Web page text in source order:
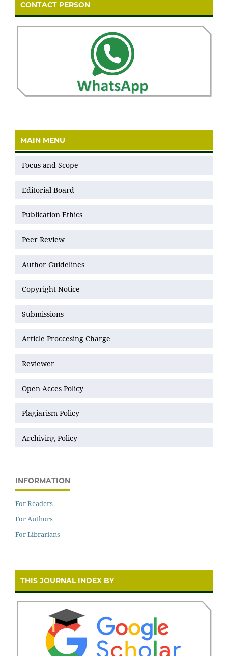
CONTACT PERSON
MAIN MENU
Focus and Scope
Editorial Board
Publication Ethics
Peer Review
Author Guidelines
Copyright Notice
Submissions
Article Proccesing Charge
Reviewer
Open Acces Policy
Plagiarism Policy
Archiving Policy
INFORMATION
For Readers
For Authors
For Librarians
THIS JOURNAL INDEX BY